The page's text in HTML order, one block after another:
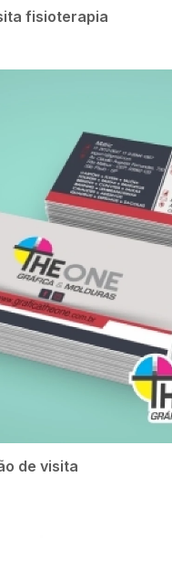
fisioterapia
de visita